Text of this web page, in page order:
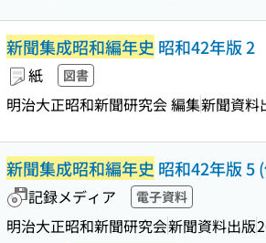
新聞集成昭和編年史 昭和42年版 2
紙 図書
明治大正昭和新聞研究会 編集新聞資料
新聞集成昭和編年史 昭和42年版 5
記録メディア 電子資料
明治大正昭和新聞研究会新聞資料出版